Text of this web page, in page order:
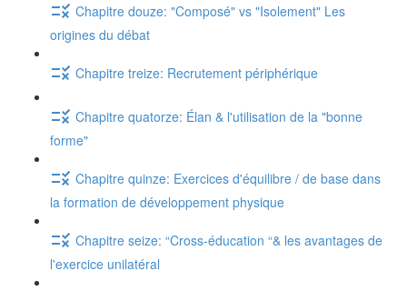
Chapitre douze: "Composé" vs "Isolement" Les
origines du débat
Chapitre treize: Recrutement périphérique
Chapitre quatorze: Élan & l'utilisation de la "bonne
forme"
Chapitre quinze: Exercices d'équilibre / de base dans
la formation de développement physique
Chapitre seize: “Cross-éducation “& les avantages de
l'exercice unilatéral